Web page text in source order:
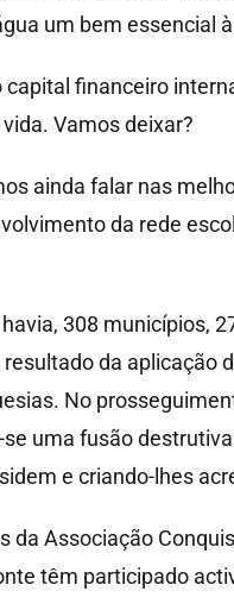
um bem essencial
capital financeiro
Vamos deixar?
ainda falar nas
da rede
308 municípios,
da aplicação
No
uma fusão
e criando-lhes
da Associação
têm participado